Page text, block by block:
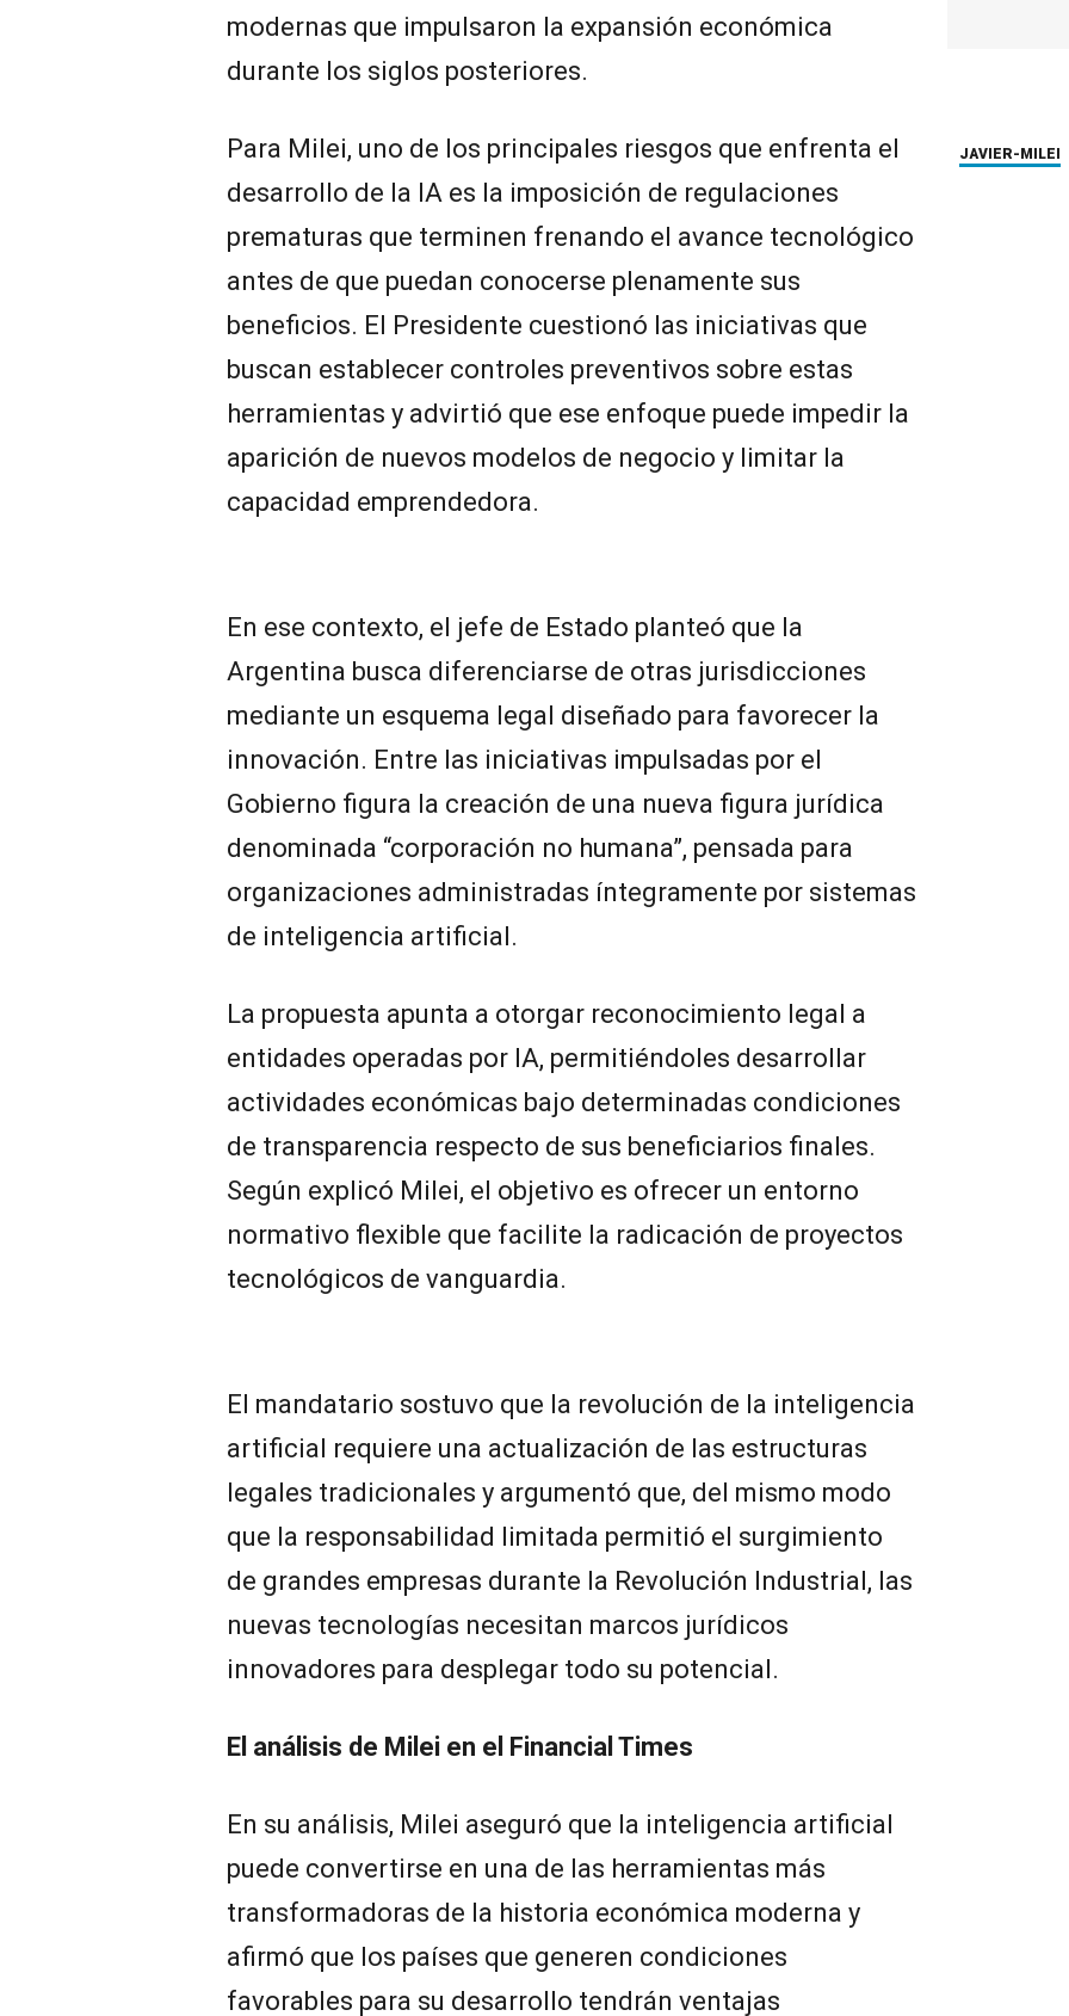
modernas que impulsaron la expansión económica
durante los siglos posteriores.
Para Milei, uno de los principales riesgos que enfrenta el
desarrollo de la IA es la imposición de regulaciones
prematuras que terminen frenando el avance tecnológico
antes de que puedan conocerse plenamente sus
beneficios. El Presidente cuestionó las iniciativas que
buscan establecer controles preventivos sobre estas
herramientas y advirtió que ese enfoque puede impedir la
aparición de nuevos modelos de negocio y limitar la
capacidad emprendedora.
En ese contexto, el jefe de Estado planteó que la
Argentina busca diferenciarse de otras jurisdicciones
mediante un esquema legal diseñado para favorecer la
innovación. Entre las iniciativas impulsadas por el
Gobierno figura la creación de una nueva figura jurídica
denominada “corporación no humana”, pensada para
organizaciones administradas íntegramente por sistemas
de inteligencia artificial.
La propuesta apunta a otorgar reconocimiento legal a
entidades operadas por IA, permitiéndoles desarrollar
actividades económicas bajo determinadas condiciones
de transparencia respecto de sus beneficiarios finales.
Según explicó Milei, el objetivo es ofrecer un entorno
normativo flexible que facilite la radicación de proyectos
tecnológicos de vanguardia.
El mandatario sostuvo que la revolución de la inteligencia
artificial requiere una actualización de las estructuras
legales tradicionales y argumentó que, del mismo modo
que la responsabilidad limitada permitió el surgimiento
de grandes empresas durante la Revolución Industrial, las
nuevas tecnologías necesitan marcos jurídicos
innovadores para desplegar todo su potencial.
El análisis de Milei en el Financial Times
En su análisis, Milei aseguró que la inteligencia artificial
puede convertirse en una de las herramientas más
transformadoras de la historia económica moderna y
afirmó que los países que generen condiciones
favorables para su desarrollo tendrán ventajas
JAVIER-MILEI